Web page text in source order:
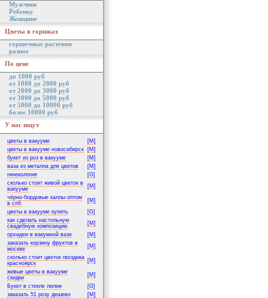
Мужчине
Ребенку
Женщине
Цветы в горшках
горшечные растения
разное
По цене
до 1000 руб
от 1000 до 2000 руб
от 2000 до 3000 руб
от 3000 до 5000 руб
от 5000 до 10000 руб
более 10000 руб
У нас ищут
цветы в вакууме
[M]
цветы в вакууме новосибирск
[M]
букет из роз в вакууме
[M]
ваза из металла для цветов
[M]
гинекология
[G]
сколько стоит живой цветок в
вакууме
[M]
чёрно-бордовые каллы оптом
в спб
[M]
цветы в вакууме купить
[G]
как сделать настольную
свадебную композицию
[M]
орхидеи в вакумной вазе
[M]
заказать корзину фруктов в
москве
[M]
сколько стоит цветок гвоздика
красноярск
[M]
живые цветы в вакууме
скидки
[M]
Букет в стекле лилии
[G]
заказать 51 розу дешево
[M]